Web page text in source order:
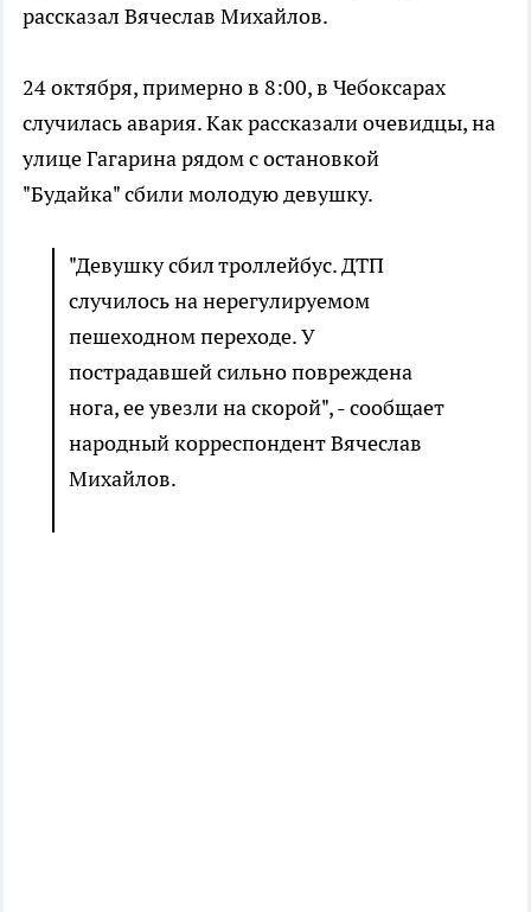
рассказал Вячеслав Михайлов.
24 октября, примерно в 8:00, в Чебоксарах
случилась авария. Как рассказали очевидцы, на
улице Гагарина рядом с остановкой
"Будайка" сбили молодую девушку.
"Девушку сбил троллейбус. ДТП
случилось на нерегулируемом
пешеходном переходе. У
пострадавшей сильно повреждена
нога, ее увезли на скорой", - сообщает
народный корреспондент Вячеслав
Михайлов.